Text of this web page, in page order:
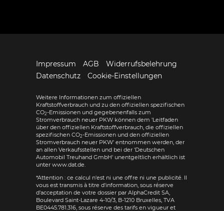
Impressum AGB
Widerrufsbelehrung
Datenschutz
Cookie-Einstellungen
Weitere Informationen zum offiziellen
Kraftstoffverbrauch und zu den offiziellen spezifischen
CO2-Emissionen und gegebenenfalls zum
Stromverbrauch neuer PKW können dem 'Leitfaden
über den offiziellen Kraftstoffverbrauch, die offiziellen
spezifischen CO2-Emissionen und den offiziellen
Stromverbrauch neuer PKW' entnommen werden, der
an allen Verkaufsstellen und bei der 'Deutschen
Automobil Treuhand GmbH' unentgeltlich erhältlich ist
unter www.dat.de.
*Attention : ce calcul n'est ni une offre ni une publicité. Il
vous est transmis à titre d'information, sous réserve
d'acceptation de votre dossier par AlphaCredit SA,
Boulevard Saint-Lazare 4-10/3, B-1210 Bruxelles, TVA
BE0445.781.316, sous réserve des tarifs en vigueur et